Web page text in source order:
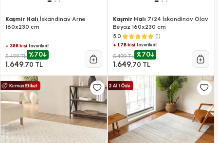
Kaşmir Halı İskandinav Arne
160x230 cm
+ 388 kişi favoriledi!
5.499 TL %70
1.649,70 TL
Kaşmir Halı 7/24 İskandinav Olav
Beyaz 160x230 cm
5.0 (1)
+ 1.7B kişifavoriledi!
5.499 TL %70
1.649,70 TL